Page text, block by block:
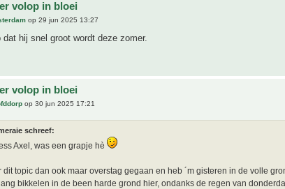
volop in bloei
op 29 jun 2025 13:27
hij snel groot wordt deze zomer.
volop in bloei
op 30 jun 2025 17:21
schreef:
Axel, was een grapje hè
dit topic dan ook maar overstag gegaan en heb ´m gisteren in de volle
bikkelen in de been harde grond hier, ondanks de regen van